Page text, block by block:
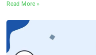
Read More »